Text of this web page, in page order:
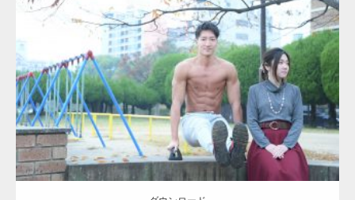
Update:2021.07.6
Category:公園のマッチョ その他 AKIHITO(細マッチョ) 腹筋
ダウンロード